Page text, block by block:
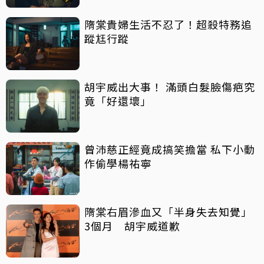
隋棠貴婦生活不忍了！超殺特務追
蹤尪行蹤
胡宇威出大事！ 滿頭白髮臉傷疤究
竟「好還壞」
曾沛慈正經竟成搞笑擔當 私下小動
作偷學楊祐寧
隋棠右眉滲血又「半身失去知覺」
3個月 胡宇威道歉